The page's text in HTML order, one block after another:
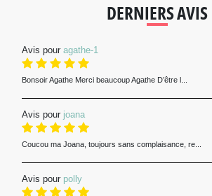
DERNIERS AVIS
Avis pour agathe-1
Bonsoir Agathe Merci beaucoup Agathe D’être l...
Avis pour joana
Coucou ma Joana, toujours sans complaisance, re...
Avis pour polly